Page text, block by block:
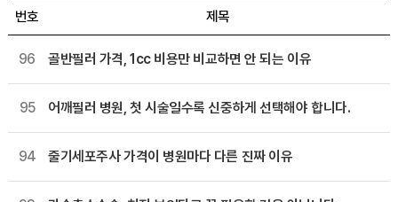
번호 제목
96 골반필러 가격, 1cc 비용만 비교하면 안 되는 이유
95 어깨필러 병원, 첫 시술일수록 신중하게 선택해야 합니다.
94 줄기세포주사 가격이 병원마다 다른 진짜 이유